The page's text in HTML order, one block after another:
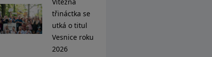
třináctka se
utká o titul
Vesnice roku
2026